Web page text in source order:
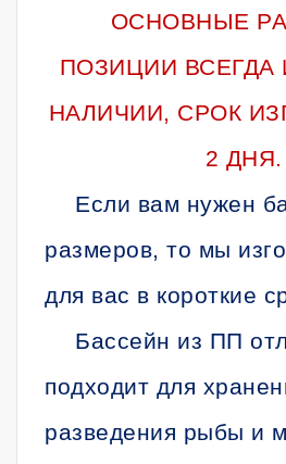
ОСНОВНЫЕ
ПОЗИЦИИ
НАЛИЧИИ, СРОК
2 ДНЯ.
Если вам нужен
размеров, то мы
для вас в короткие
Бассейн из ПП
подходит для
разведения рыбы и